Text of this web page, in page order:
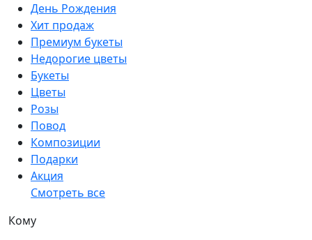
День Рождения
Хит продаж
Премиум букеты
Недорогие цветы
Букеты
Цветы
Розы
Повод
Композиции
Подарки
Акция
Смотреть все
Кому